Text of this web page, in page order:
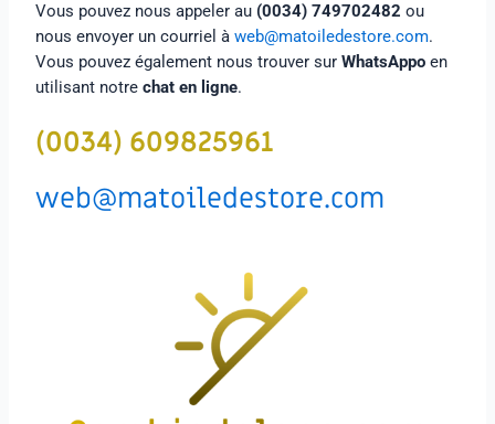
Vous pouvez nous appeler au (0034) 749702482 ou
nous envoyer un courriel àweb@matoiledestore.com.
Vous pouvez également nous trouver surWhatsAppo en
utilisant notrechat en ligne.
(0034) 609825961
web@matoiledestore.com